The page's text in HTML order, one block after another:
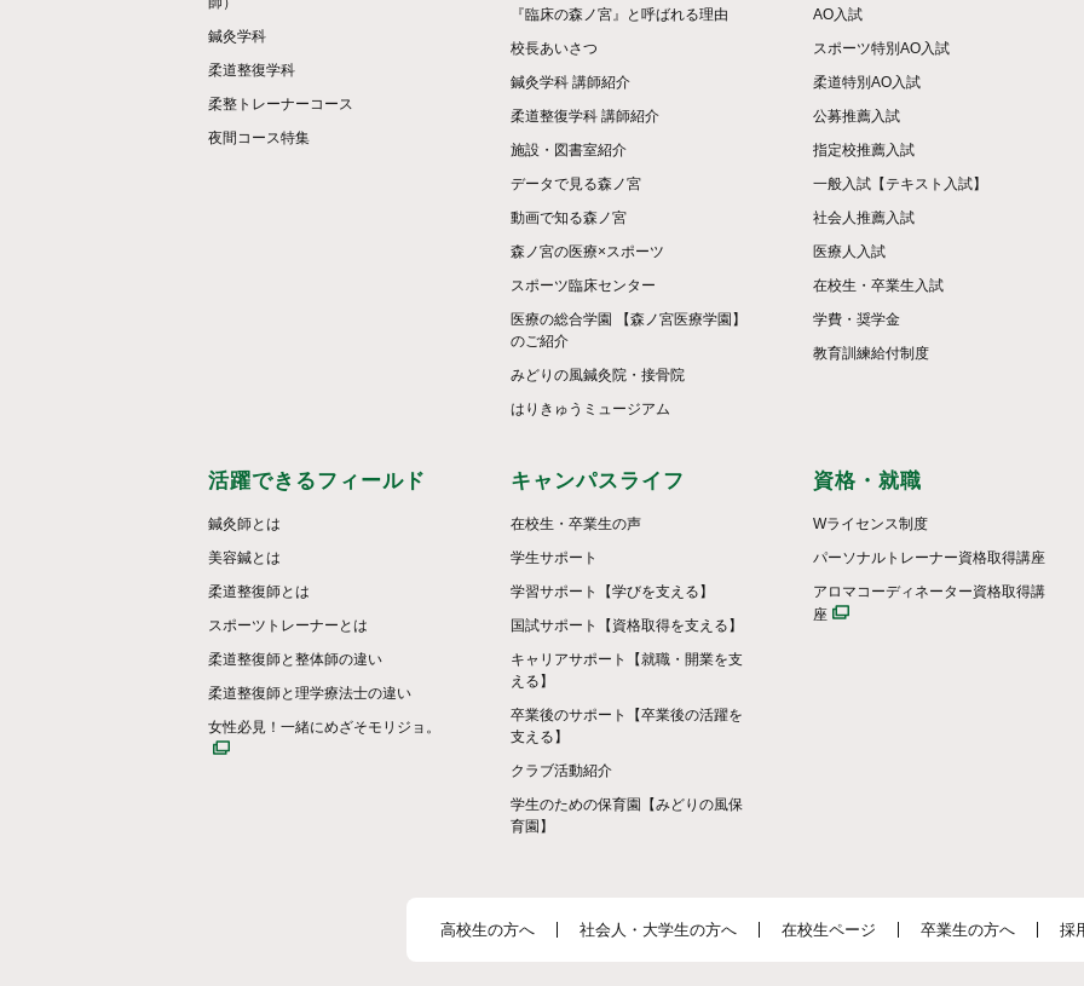
鍼灸学科
柔道整復学科
柔整トレーナーコース
夜間コース特集
『臨床の森ノ宮』と呼ばれる理由
校長あいさつ
鍼灸学科 講師紹介
柔道整復学科 講師紹介
施設・図書室紹介
データで見る森ノ宮
動画で知る森ノ宮
森ノ宮の医療×スポーツ
スポーツ臨床センター
医療の総合学園 【森ノ宮医療学園】
のご紹介
みどりの風鍼灸院・接骨院
はりきゅうミュージアム
AO入試
スポーツ特別AO入試
柔道特別AO入試
公募推薦入試
指定校推薦入試
一般入試【テキスト入試】
社会人推薦入試
医療人入試
在校生・卒業生入試
学費・奨学金
教育訓練給付制度
活躍できるフィールド
鍼灸師とは
美容鍼とは
柔道整復師とは
スポーツトレーナーとは
柔道整復師と整体師の違い
柔道整復師と理学療法士の違い
女性必見！一緒にめざそモリジョ。
キャンパスライフ
在校生・卒業生の声
学生サポート
学習サポート【学びを支える】
国試サポート【資格取得を支える】
キャリアサポート【就職・開業を支
える】
卒業後のサポート【卒業後の活躍を
支える】
クラブ活動紹介
学生のための保育園【みどりの風保
育園】
資格・就職
Wライセンス制度
パーソナルトレーナー資格取得講座
アロマコーディネーター資格取得講
座
高校生の方へ 社会人・大学生の方へ 在校生ページ 卒業生の方へ 採